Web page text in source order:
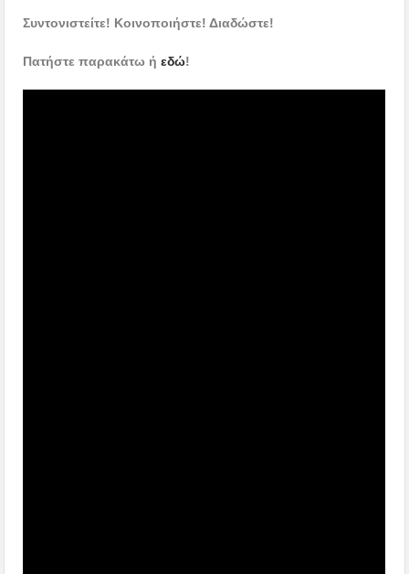
Συντονιστείτε! Κοινοποιήστε! Διαδώστε!
Πατήστε παρακάτω ήεδώ!